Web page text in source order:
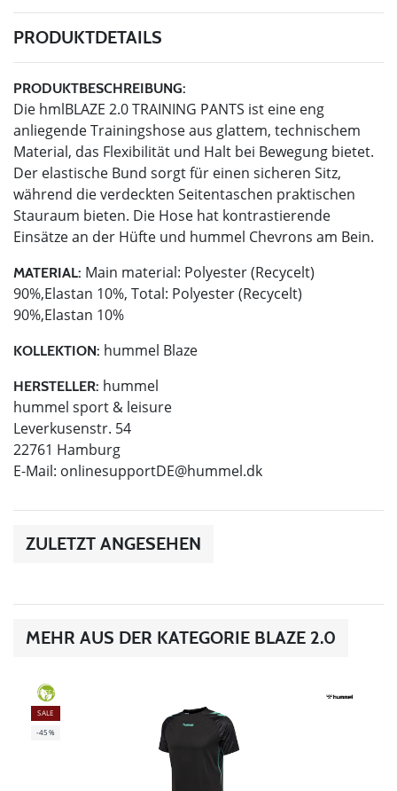
PRODUKTDETAILS
PRODUKTBESCHREIBUNG:
Die hmlBLAZE 2.0 TRAINING PANTS ist eine eng
anliegende Trainingshose aus glattem, technischem
Material, das Flexibilität und Halt bei Bewegung bietet.
Der elastische Bund sorgt für einen sicheren Sitz,
während die verdeckten Seitentaschen praktischen
Stauraum bieten. Die Hose hat kontrastierende
Einsätze an der Hüfte und hummel Chevrons am Bein.
MATERIAL: Main material: Polyester (Recycelt)
90%,Elastan 10%, Total: Polyester (Recycelt)
90%,Elastan 10%
KOLLEKTION: hummel Blaze
HERSTELLER: hummel
hummel sport & leisure
Leverkusenstr. 54
22761 Hamburg
E-Mail: onlinesupportDE@hummel.dk
ZULETZT ANGESEHEN
MEHR AUS DER KATEGORIE BLAZE 2.0
GREEN
SALE
-45%